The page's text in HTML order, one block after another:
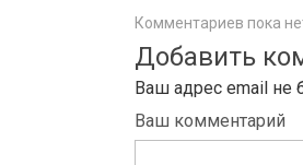
Комментариев пока
Добавить
Ваш адрес email не
Ваш комментарий